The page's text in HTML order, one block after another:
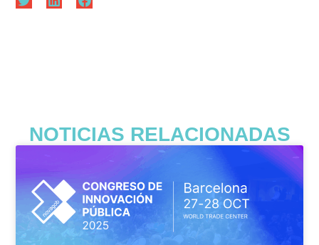
NOTICIAS RELACIONADAS